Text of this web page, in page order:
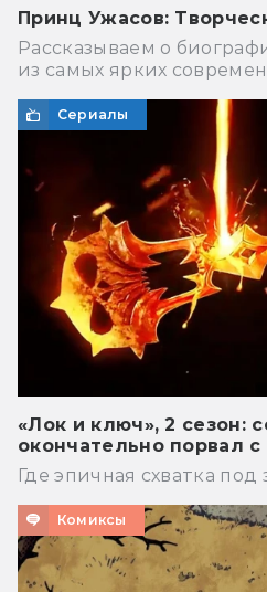
Принц Ужасов:
Рассказываем о
из самых ярких
Сериалы
«Лок и ключ», 2 cезон:
окончательно порвал
Где эпичная схватка под
Комиксы